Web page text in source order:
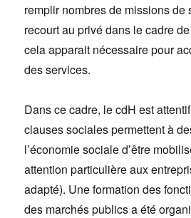
remplir nombres de missions
recourt au privé dans le cadre
cela apparait nécessaire pour
des services.
Dans ce cadre, le cdH est
clauses sociales permettent à
l’économie sociale d’être
attention particulière aux
adapté). Une formation des
des marchés publics a été